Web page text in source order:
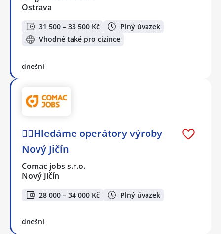
Ostrava
31 500 – 33 500 Kč
Plný úvazek
Vhodné také pro cizince
dnešní
🕵️‍♂️Hledáme operátory výroby
Nový Jičín
Comac jobs s.r.o.
Nový Jičín
28 000 – 34 000 Kč Plný úvazek
dnešní